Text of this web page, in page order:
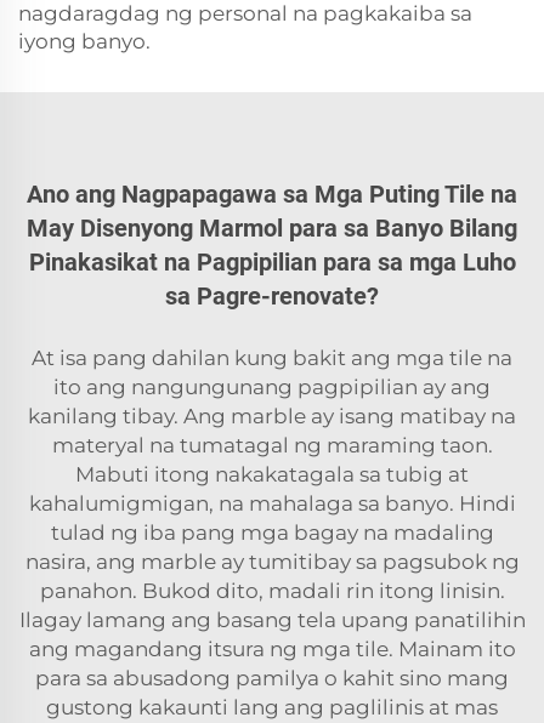
nagdaragdag ng personal na pagkakaiba sa
iyong banyo.
Ano ang Nagpapagawa sa Mga Puting Tile na
May Disenyong Marmol para sa Banyo Bilang
Pinakasikat na Pagpipilian para sa mga Luho
sa Pagre-renovate?
At isa pang dahilan kung bakit ang mga tile na
ito ang nangungunang pagpipilian ay ang
kanilang tibay. Ang marble ay isang matibay na
materyal na tumatagal ng maraming taon.
Mabuti itong nakakatagala sa tubig at
kahalumigmigan, na mahalaga sa banyo. Hindi
tulad ng iba pang mga bagay na madaling
nasira, ang marble ay tumitibay sa pagsubok ng
panahon. Bukod dito, madali rin itong linisin.
Ilagay lamang ang basang tela upang panatilihin
ang magandang itsura ng mga tile. Mainam ito
para sa abusadong pamilya o kahit sino mang
gustong kakaunti lang ang paglilinis at mas